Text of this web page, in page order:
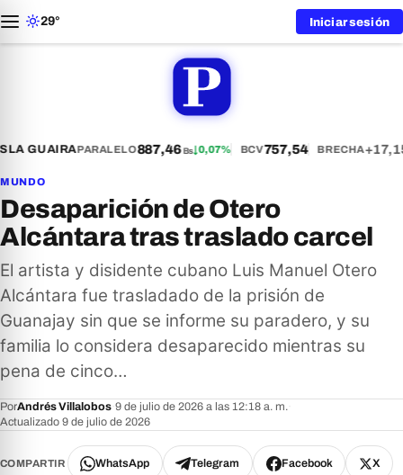
29° Iniciar sesión
LA GUAIRAPARALELO887,46Bs↓0,07% BCV757,54 BRECHA
MUNDO
Desaparición de Otero
Alcántara tras traslado carcel
El artista y disidente cubano Luis Manuel Otero
Alcántara fue trasladado de la prisión de
Guanajay sin que se informe su paradero, y su
familia lo considera desaparecido mientras su
pena de cinco…
PorAndrés Villalobos 9 de julio de 2026 a las 12:18 a. m.
Actualizado 9 de julio de 2026
COMPARTIR WhatsApp Telegram Facebook X